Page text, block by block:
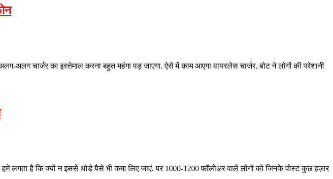
अलग चार्जर का इस्तेमाल करना बहुत महंगा पड़ जाएगा. ऐसे में काम आएगा वायरलेस चार्जर. बोट ने लोगों की परेशानी
लगता है कि क्यों न इससे थोड़े पैसे भी कमा लिए जाएं. पर 1000-1200 फॉलोअर वाले लोगों को जिनके पोस्ट कुछ हज़ार